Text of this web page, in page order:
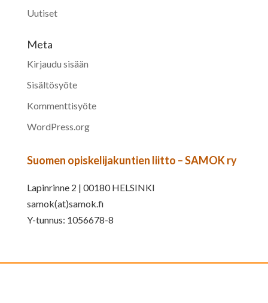
Uutiset
Meta
Kirjaudu sisään
Sisältösyöte
Kommenttisyöte
WordPress.org
Suomen opiskelijakuntien liitto – SAMOK ry
Lapinrinne 2 | 00180 HELSINKI
samok(at)samok.fi
Y-tunnus: 1056678-8